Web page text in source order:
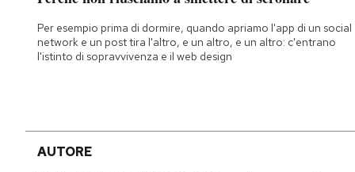
Regala il Post
Hai bisogno di aiuto?
Per esempio prima di dormire, quando apriamo l'app di un social
network e un post tira l'altro, e un altro, e un altro: c'entrano
l'istinto di sopravvivenza e il web design
AUTORE